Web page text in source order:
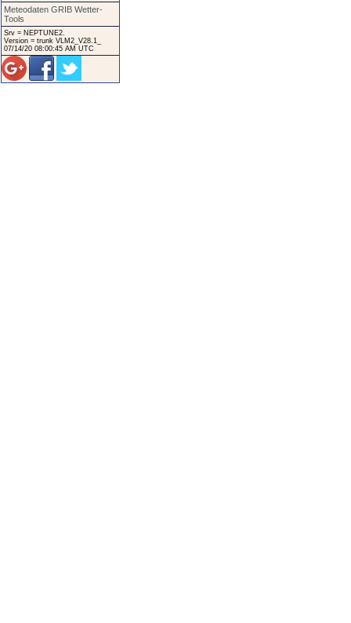
Meteodaten GRIB Wetter-
Tools
Srv = NEPTUNE2.
Version = trunk VLM2_V28.1_
07/14/20 08:00:45 AM UTC